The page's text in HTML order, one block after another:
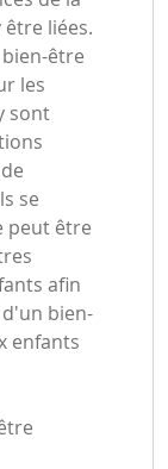
liées.
être
les
sont
se
peut être
afin
bien-
enfants